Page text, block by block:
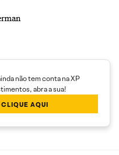
não tem conta na XP
abra a sua!
CLIQUE AQUI